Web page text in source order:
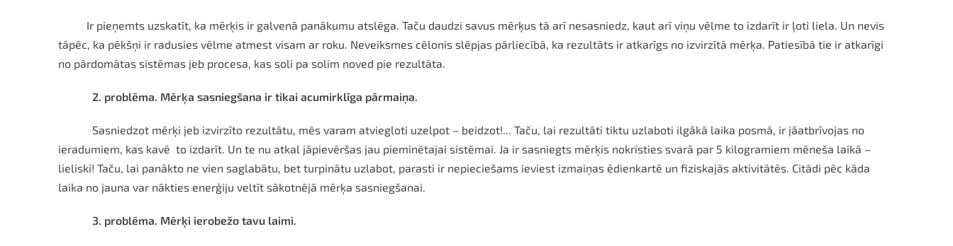
Ir pieņemts uzskatīt, ka mērķis ir galvenā panākumu atslēga. Taču daudzi savus mērķus tā arī nesasniedz, kaut arī viņu vēlme to izdarīt ir ļoti liela. Un nevis
tāpēc, ka pēkšņi ir radusies vēlme atmest visam ar roku. Neveiksmes cēlonis slēpjas pārliecībā, ka rezultāts ir atkarīgs no izvirzītā mērķa. Patiesībā tie ir atkarīgi
no pārdomātas sistēmas jeb procesa, kas soli pa solim noved pie rezultāta.
2. problēma. Mērķa sasniegšana ir tikai acumirklīga pārmaiņa.
Sasniedzot mērķi jeb izvirzīto rezultātu, mēs varam atviegloti uzelpot – beidzot!... Taču, lai rezultāti tiktu uzlaboti ilgākā laika posmā, ir jāatbrīvojas no
ieradumiem, kas kavē to izdarīt. Un te nu atkal jāpievēršas jau pieminētajai sistēmai. Ja ir sasniegts mērķis nokristies svarā par 5 kilogramiem mēneša laikā –
lieliski! Taču, lai panākto ne vien saglabātu, bet turpinātu uzlabot, parasti ir nepieciešams ieviest izmaiņas ēdienkartē un fiziskajās aktivitātēs. Citādi pēc kāda
laika no jauna var nākties enerģiju veltīt sākotnējā mērķa sasniegšanai.
3. problēma. Mērķi ierobežo tavu laimi.